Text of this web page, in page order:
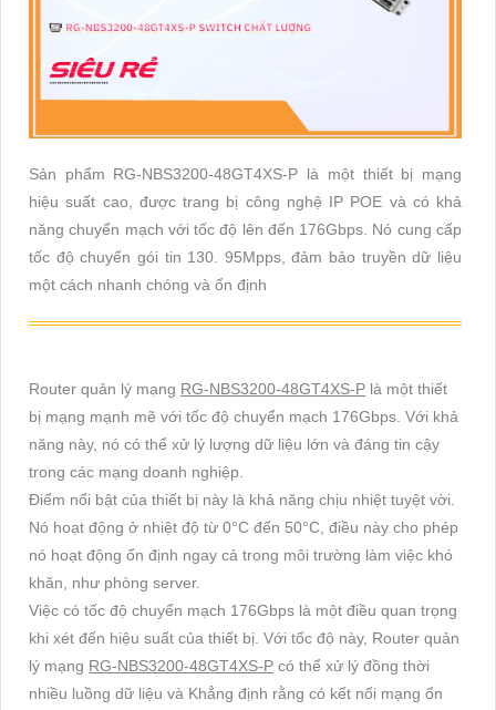
Sản phẩm RG-NBS3200-48GT4XS-P là một thiết bị mạng
hiệu suất cao, được trang bị công nghệ IP POE và có khả
năng chuyển mạch với tốc độ lên đến 176Gbps. Nó cung cấp
tốc độ chuyển gói tin 130. 95Mpps, đảm bảo truyền dữ liệu
một cách nhanh chóng và ổn định
Router quản lý mạng RG-NBS3200-48GT4XS-P là một thiết
bị mạng mạnh mẽ với tốc độ chuyển mạch 176Gbps. Với khả
năng này, nó có thể xử lý lượng dữ liệu lớn và đáng tin cậy
trong các mạng doanh nghiệp.
Điểm nổi bật của thiết bị này là khả năng chịu nhiệt tuyệt vời.
Nó hoạt động ở nhiệt độ từ 0°C đến 50°C, điều này cho phép
nó hoạt động ổn định ngay cả trong môi trường làm việc khó
khăn, như phòng server.
Việc có tốc độ chuyển mạch 176Gbps là một điều quan trọng
khi xét đến hiệu suất của thiết bị. Với tốc độ này, Router quản
lý mạng RG-NBS3200-48GT4XS-P có thể xử lý đồng thời
nhiều luồng dữ liệu và Khẳng định rằng có kết nối mạng ổn